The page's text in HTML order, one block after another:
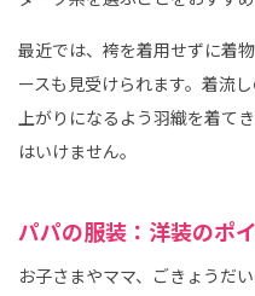
最近では、袴を着用せずに着
ースも見受けられます。着流
上がりになるよう羽織を着て
はいけません。
パパの服装：洋装のポ
お子さまやママ、ごきょうだ